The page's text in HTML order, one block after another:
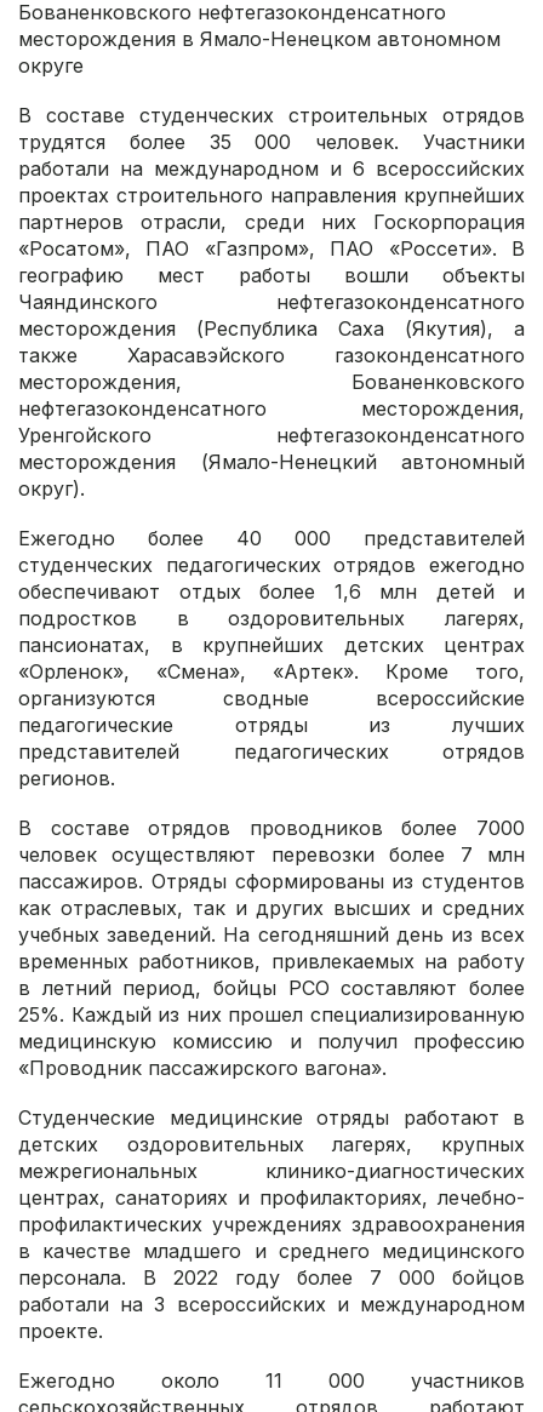
Бованенковского нефтегазоконденсатного
месторождения в Ямало-Ненецком автономном
округе
В составе студенческих строительных отрядов
трудятся более 35 000 человек. Участники
работали на международном и 6 всероссийских
проектах строительного направления крупнейших
партнеров отрасли, среди них Госкорпорация
«Росатом», ПАО «Газпром», ПАО «Россети». В
географию мест работы вошли объекты
Чаяндинского нефтегазоконденсатного
месторождения (Республика Саха (Якутия), а
также Харасавэйского газоконденсатного
месторождения, Бованенковского
нефтегазоконденсатного месторождения,
Уренгойского нефтегазоконденсатного
месторождения (Ямало-Ненецкий автономный
округ).
Ежегодно более 40 000 представителей
студенческих педагогических отрядов ежегодно
обеспечивают отдых более 1,6 млн детей и
подростков в оздоровительных лагерях,
пансионатах, в крупнейших детских центрах
«Орленок», «Смена», «Артек». Кроме того,
организуются сводные всероссийские
педагогические отряды из лучших
представителей педагогических отрядов
регионов.
В составе отрядов проводников более 7000
человек осуществляют перевозки более 7 млн
пассажиров. Отряды сформированы из студентов
как отраслевых, так и других высших и средних
учебных заведений. На сегодняшний день из всех
временных работников, привлекаемых на работу
в летний период, бойцы РСО составляют более
25%. Каждый из них прошел специализированную
медицинскую комиссию и получил профессию
«Проводник пассажирского вагона».
Студенческие медицинские отряды работают в
детских оздоровительных лагерях, крупных
межрегиональных клинико-диагностических
центрах, санаториях и профилакториях, лечебно-
профилактических учреждениях здравоохранения
в качестве младшего и среднего медицинского
персонала. В 2022 году более 7 000 бойцов
работали на 3 всероссийских и международном
проекте.
Ежегодно около 11 000 участников